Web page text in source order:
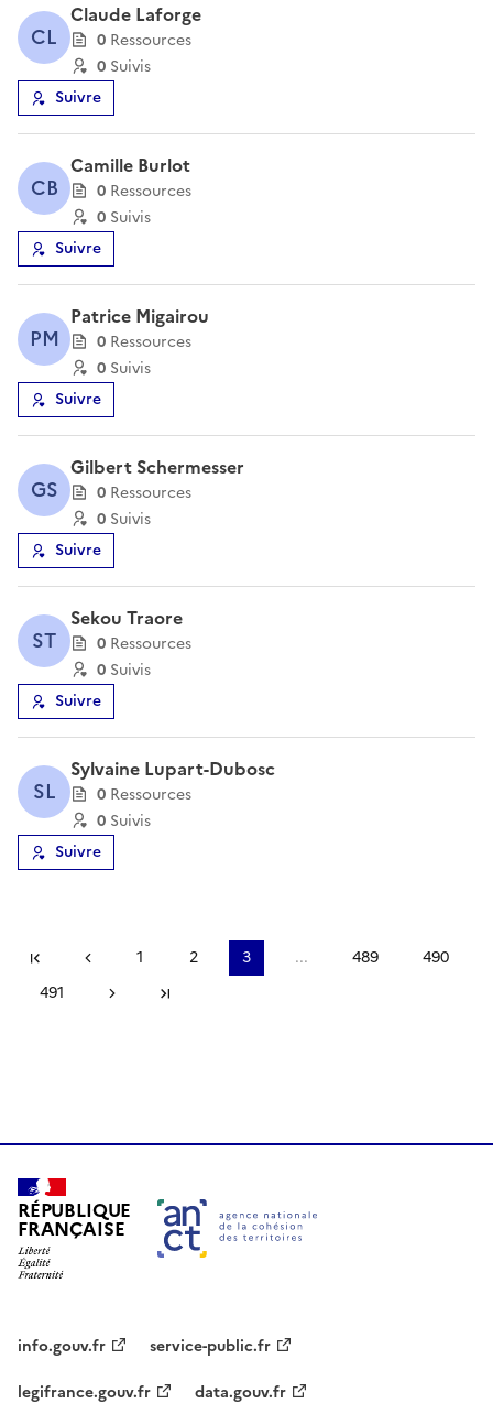
CL
Claude Laforge
0 Ressources
0 Suivis
Suivre
CB
Camille Burlot
0 Ressources
0 Suivis
Suivre
PM
Patrice Migairou
0 Ressources
0 Suivis
Suivre
GS
Gilbert Schermesser
0 Ressources
0 Suivis
Suivre
ST
Sekou Traore
0 Ressources
0 Suivis
Suivre
SL
Sylvaine Lupart-Dubosc
0 Ressources
0 Suivis
Suivre
Première pagePage précédente
1 2 3 ... 489
490
491
Page suivante
RÉPUBLIQUE
FRANÇAISE
info.gouv.fr
service-public.fr
legifrance.gouv.fr
data.gouv.fr